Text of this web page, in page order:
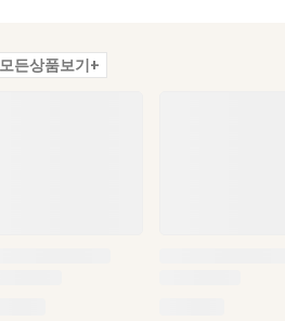
모든상품보기+